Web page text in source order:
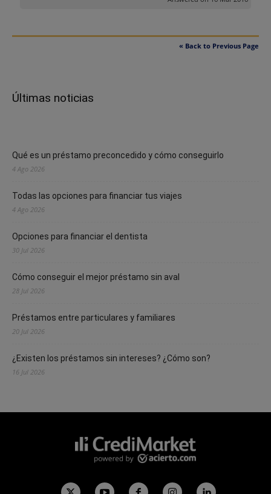
« Back to Previous Page
Últimas noticias
Qué es un préstamo preconcedido y cómo conseguirlo
4 Ago 2026
Todas las opciones para financiar tus viajes
4 Ago 2026
Opciones para financiar el dentista
30 Jul 2026
Cómo conseguir el mejor préstamo sin aval
28 Jul 2026
Préstamos entre particulares y familiares
20 Jul 2026
¿Existen los préstamos sin intereses? ¿Cómo son?
16 Jul 2026